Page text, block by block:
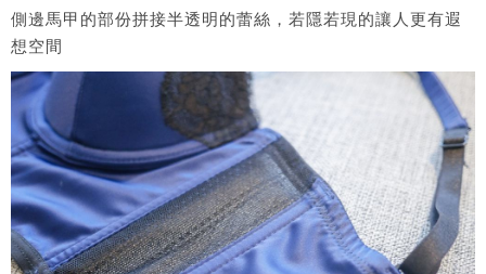
側邊馬甲的部份拼接半透明的蕾絲，若隱若現的讓人更有遐
想空間